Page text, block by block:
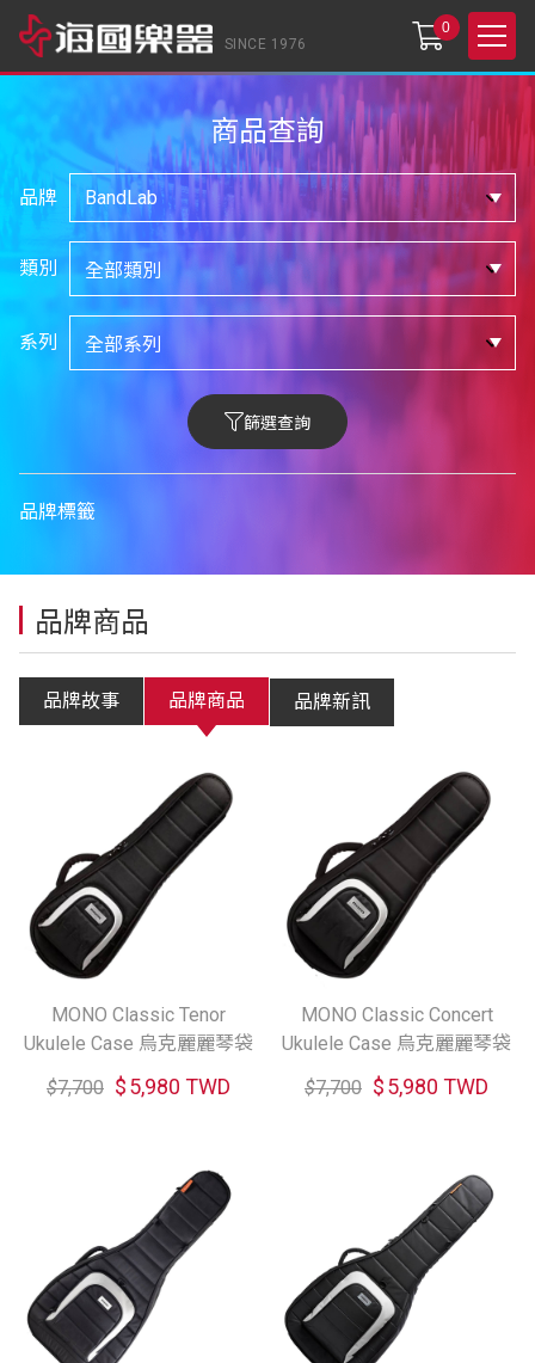
SINCE 1976
0
商品查詢
品牌
類別
系列
篩選查詢
品牌標籤
品牌商品
品牌故事 品牌商品 品牌新訊
MONO Classic Tenor
Ukulele Case 烏克麗麗琴袋
$7,700 $5,980 TWD
MONO Classic Concert
Ukulele Case 烏克麗麗琴袋
$7,700 $5,980 TWD